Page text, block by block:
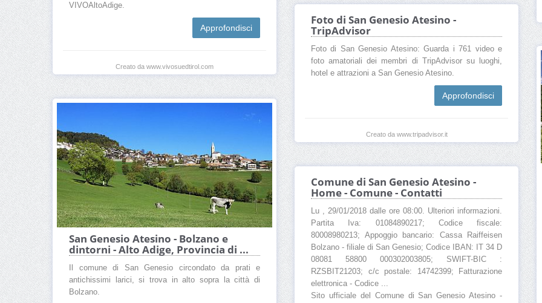
VIVOAltoAdige.
Approfondisci
Creato da www.vivosuedtirol.com
Foto di San Genesio Atesino -
TripAdvisor
Foto di San Genesio Atesino: Guarda i 761 video e
foto amatoriali dei membri di TripAdvisor su luoghi,
hotel e attrazioni a San Genesio Atesino.
Approfondisci
Creato da www.tripadvisor.it
San Genesio Atesino - Bolzano e
dintorni - Alto Adige, Provincia di ...
Il comune di San Genesio circondato da prati e
antichissimi larici, si trova in alto sopra la città di
Bolzano.
Comune di San Genesio Atesino -
Home - Comune - Contatti
Lu , 29/01/2018 dalle ore 08:00. Ulteriori informazioni.
Partita Iva: 01084890217; Codice fiscale:
80008980213; Appoggio bancario: Cassa Raiffeisen
Bolzano - filiale di San Genesio; Codice IBAN: IT 34 D
08081 58800 000302003805; SWIFT-BIC :
RZSBIT21203; c/c postale: 14742399; Fatturazione
elettronica - Codice ...
Sito ufficiale del Comune di San Genesio Atesino -